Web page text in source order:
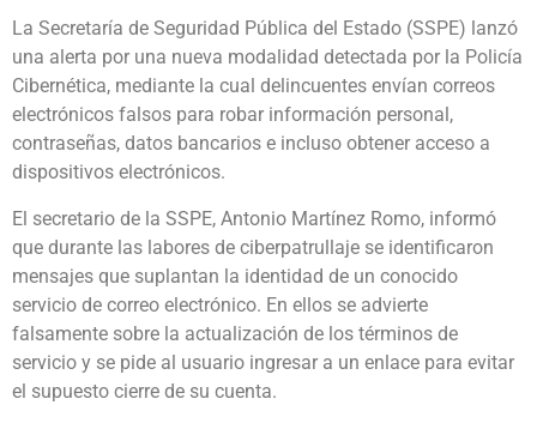
La Secretaría de Seguridad Pública del Estado (SSPE) lanzó
una alerta por una nueva modalidad detectada por la Policía
Cibernética, mediante la cual delincuentes envían correos
electrónicos falsos para robar información personal,
contraseñas, datos bancarios e incluso obtener acceso a
dispositivos electrónicos.
El secretario de la SSPE, Antonio Martínez Romo, informó
que durante las labores de ciberpatrullaje se identificaron
mensajes que suplantan la identidad de un conocido
servicio de correo electrónico. En ellos se advierte
falsamente sobre la actualización de los términos de
servicio y se pide al usuario ingresar a un enlace para evitar
el supuesto cierre de su cuenta.